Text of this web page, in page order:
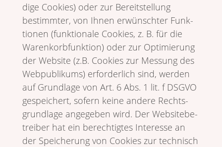
dige Cookies) oder zur Bereit­stel­lung
bestimmter, von Ihnen erwünschter Funk­
tionen (funk­tio­nale Cookies, z. B. für die
Waren­korb­funk­tion) oder zur Opti­mie­rung
der Website (z.B. Cookies zur Messung des
Webpu­bli­kums) erfor­der­lich sind, werden
auf Grund­lage von Art. 6 Abs. 1 lit. f DSGVO
gespei­chert, sofern keine andere Rechts­
grund­lage ange­geben wird. Der Website­be­
treiber hat ein berech­tigtes Inter­esse an
der Spei­che­rung von Cookies zur tech­nisch